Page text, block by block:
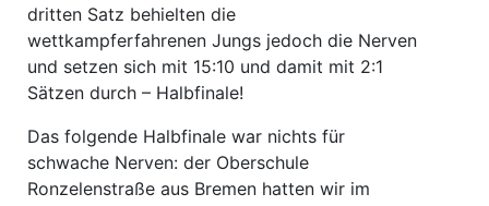
dritten Satz behielten die
wettkampferfahrenen Jungs jedoch die Nerven
und setzen sich mit 15:10 und damit mit 2:1
Sätzen durch – Halbfinale!
Das folgende Halbfinale war nichts für
schwache Nerven: der Oberschule
Ronzelenstraße aus Bremen hatten wir im